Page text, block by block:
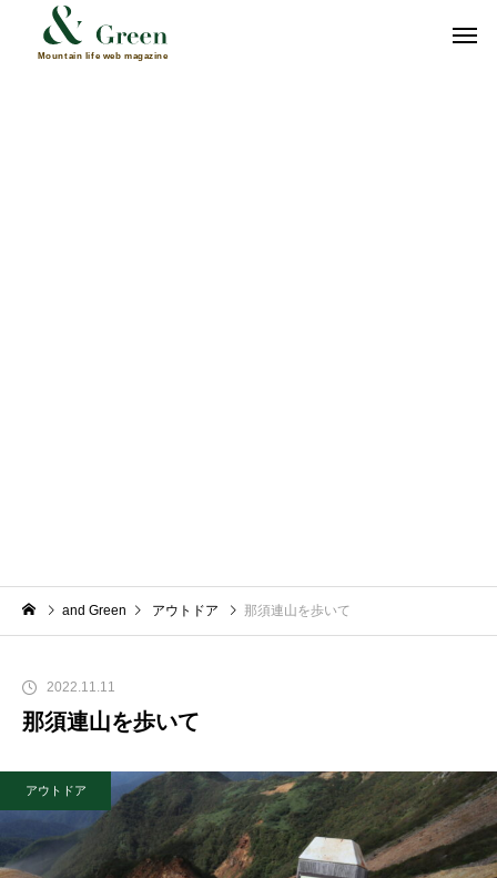
and Green アウトドア 那須連山を歩いて
2022.11.11
那須連山を歩いて
アウトドア